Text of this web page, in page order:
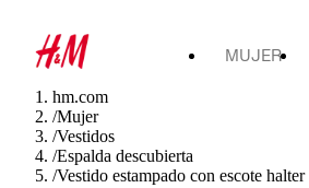
MUJER
hm.com
/Mujer
/Vestidos
/Espalda descubierta
/Vestido estampado con escote halter